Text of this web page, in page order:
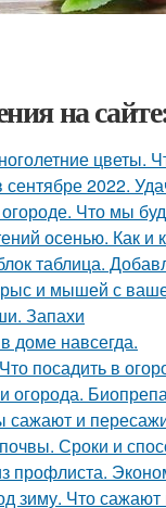
на
цветы.
в сентябре
Что мы
осенью. Как
таблица.
и мышей с
Запахи
доме навсегда.
посадить в
сажают и
почвы. Сроки и
профлиста.
зиму. Что сажают